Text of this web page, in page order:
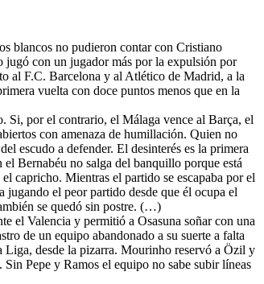
blancos no pudieron contar con Cristiano
jugó con un jugador más por la expulsión por
al F.C. Barcelona y al Atlético de Madrid, a la
vuelta con doce puntos menos que en la
Si, por el contrario, el Málaga vence al Barça, el
con amenaza de humillación. Quien no
escudo a defender. El desinterés es la primera
Bernabéu no salga del banquillo porque está
capricho. Mientras el partido se escapaba por el
el peor partido desde que él ocupa el
se quedó sin postre. (…)
el Valencia y permitió a Osasuna soñar con una
de un equipo abandonado a su suerte a falta
Liga, desde la pizarra. Mourinho reservó a Özil y
Pepe y Ramos el equipo no sabe subir líneas